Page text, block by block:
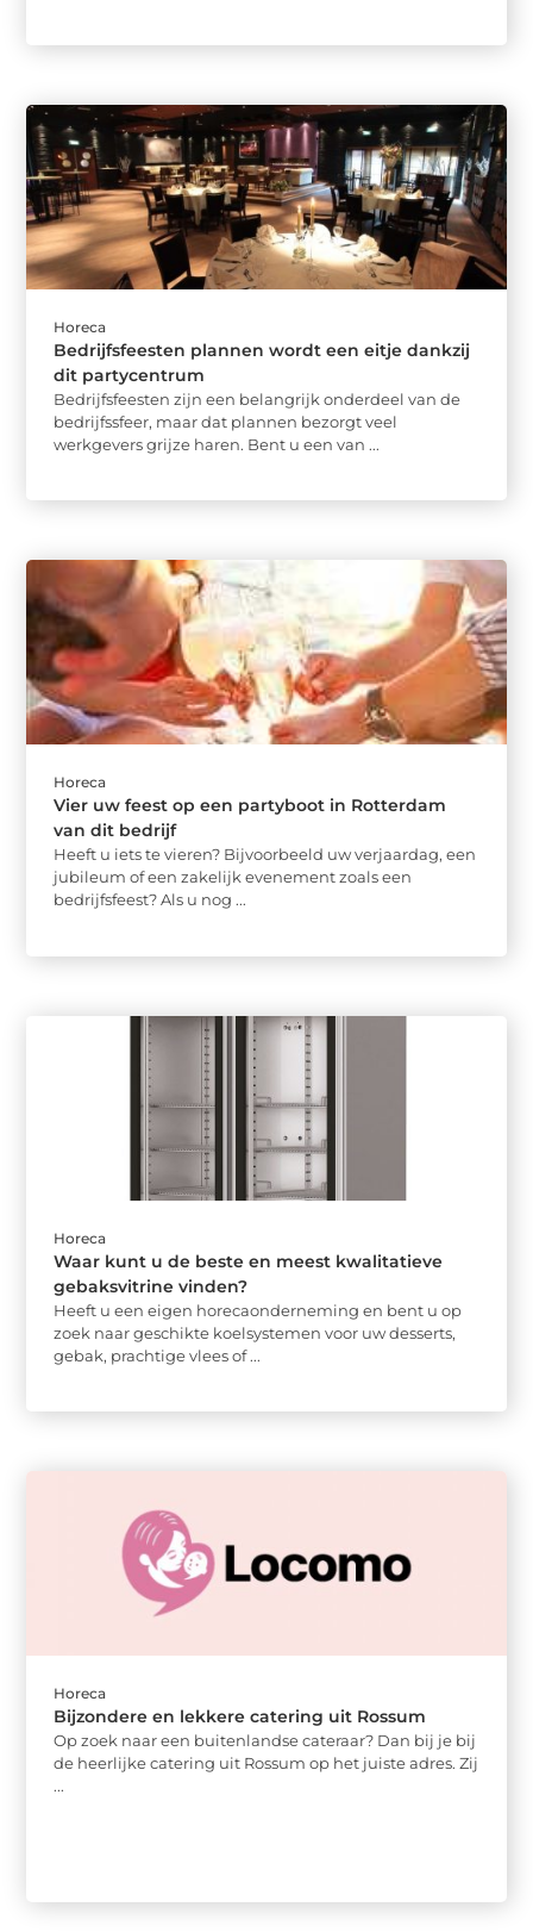
Horeca
Bedrijfsfeesten plannen wordt een eitje dankzij
dit partycentrum
Bedrijfsfeesten zijn een belangrijk onderdeel van de
bedrijfssfeer, maar dat plannen bezorgt veel
werkgevers grijze haren. Bent u een van ...
Horeca
Vier uw feest op een partyboot in Rotterdam
van dit bedrijf
Heeft u iets te vieren? Bijvoorbeeld uw verjaardag, een
jubileum of een zakelijk evenement zoals een
bedrijfsfeest? Als u nog ...
Horeca
Waar kunt u de beste en meest kwalitatieve
gebaksvitrine vinden?
Heeft u een eigen horecaonderneming en bent u op
zoek naar geschikte koelsystemen voor uw desserts,
gebak, prachtige vlees of ...
Horeca
Bijzondere en lekkere catering uit Rossum
Op zoek naar een buitenlandse cateraar? Dan bij je bij
de heerlijke catering uit Rossum op het juiste adres. Zij
...